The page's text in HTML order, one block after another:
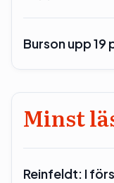
Burson upp 19
Minst
Reinfeldt: I